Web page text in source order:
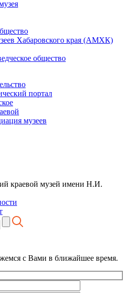
Хабаровского края (АМХК)
общество
портал
музеев
краевой музей имени Н.И.
с Вами в ближайшее время.